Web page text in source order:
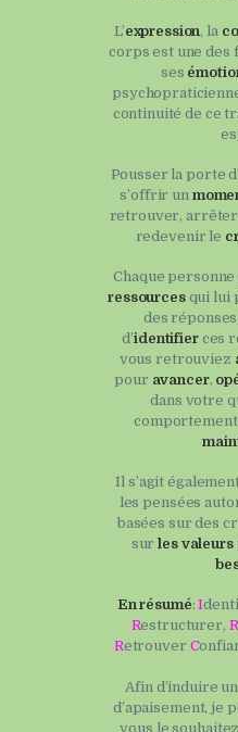
L’expression, la
corps est une des
ses
continuité de ce
Pousser la porte
s’offrir un
retrouver, arrêter
redevenir le
Chaque
ressourcesqui lui
des
d’identifierces
vous retrouviez
pour avancer,
dans votre
comportement
Il s’agit
les pensées
basées sur des
surles valeurs
En résumé:I
Restructurer, R
Retrouver C
Afin d’induire
d’apaisement, je
vous le